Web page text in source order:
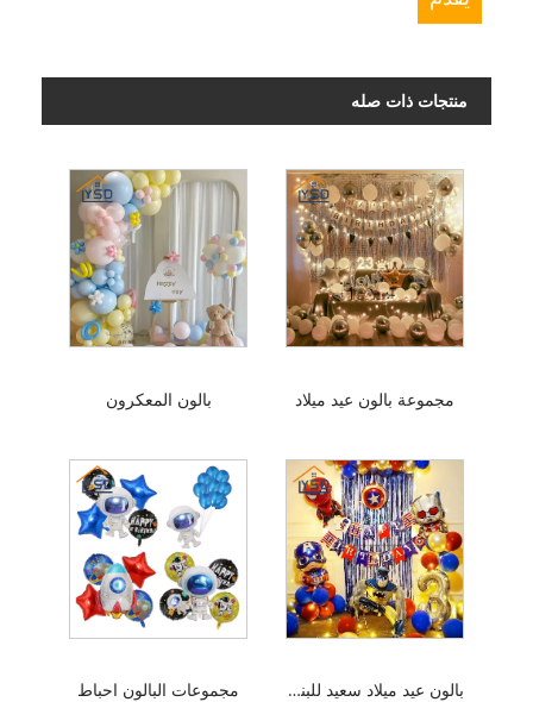
منتجات ذات صله
بالون المعكرون مجموعة بالون عيد ميلاد
مجموعات البالون احباط بالون عيد ميلاد سعيد للبنين